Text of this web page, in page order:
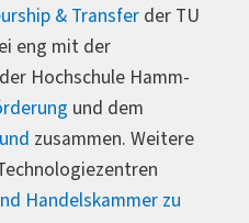
& Transfer der TU
eng mit der
Hochschule Hamm-
und dem
zusammen. Weitere
Handelskammer zu